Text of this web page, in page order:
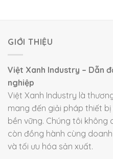
GIỚI THIỆU
Việt Xanh Industry – Dẫn
nghiệp
Việt Xanh Industry là
mang đến giải pháp thiết
bền vững. Chúng tôi
còn đồng hành cùng
và tối ưu hóa sản xuất.